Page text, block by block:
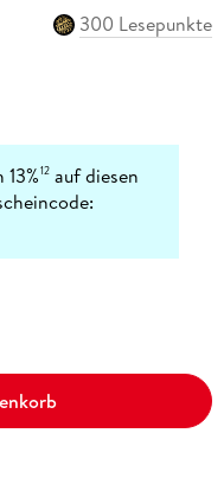
300 Lesepunkte
12 auf diesen